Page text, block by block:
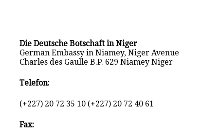
Die Deutsche Botschaft in Niger
German Embassy in Niamey, Niger Avenue
Charles des Gaulle B.P. 629 Niamey Niger
Telefon:
(+227) 20 72 35 10 (+227) 20 72 40 61
Fax: